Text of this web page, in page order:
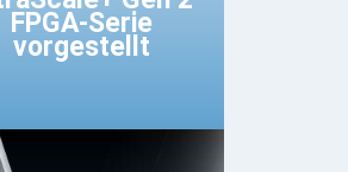
FPGA-Serie
vorgestellt